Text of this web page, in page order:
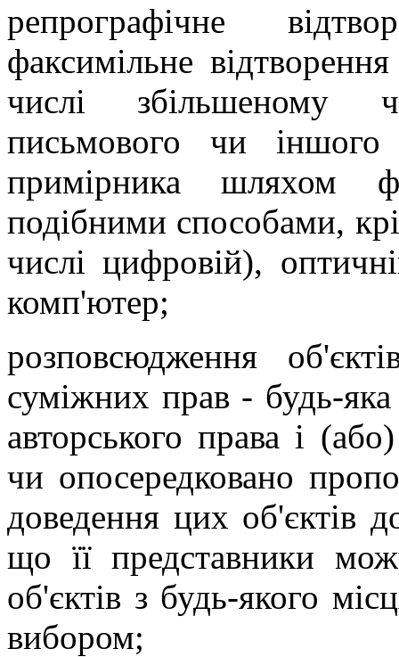
репрографічне
факсимільне
числі збільшеному
письмового чи
примірника шляхом
подібними способами,
числі цифровій),
комп'ютер;
розповсюдження
суміжних прав - будь-
авторського права і
чи опосередковано
доведення цих об'єктів
що її представники
об'єктів з будь-якого
вибором;